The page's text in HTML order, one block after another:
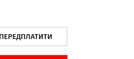
ПЕРЕДПЛАТИТИ